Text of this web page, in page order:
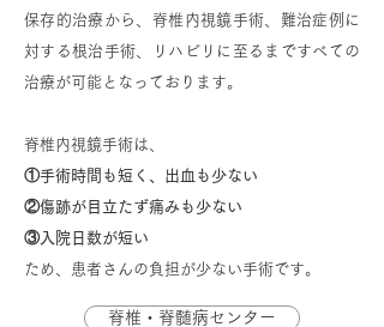
保存的治療から、脊椎内視鏡手術、難治症例に
対する根治手術、リハビリに至るまですべての
治療が可能となっております。
脊椎内視鏡手術は、
①手術時間も短く、出血も少ない
②傷跡が目立たず痛みも少ない
③入院日数が短い
ため、患者さんの負担が少ない手術です。
脊椎・脊髄病センター